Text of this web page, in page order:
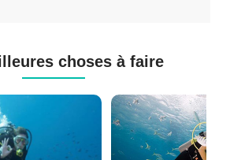
choses à faire
Sous-
marine
à
Maurice